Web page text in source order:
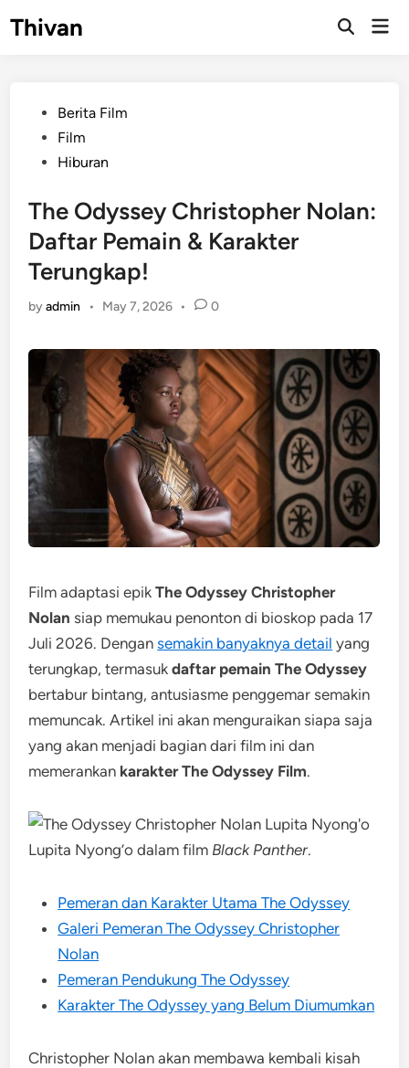
Thivan
Open
PostedBerita Film
Film
Hiburan
The Odyssey Christopher Nolan:
Daftar Pemain & Karakter
Terungkap!
byadmin • May 7, 2026 • 0
Film adaptasi epikThe Odyssey Christopher
Nolan siap memukau penonton di bioskop pada 17
Juli 2026. Dengansemakin banyaknya detail yang
terungkap, termasukdaftar pemain The Odyssey
bertabur bintang, antusiasme penggemar semakin
memuncak. Artikel ini akan menguraikan siapa saja
yang akan menjadi bagian dari film ini dan
memerankan karakter The Odyssey Film.
Lupita Nyong’o dalam film Black Panther.
Pemeran dan Karakter Utama The Odyssey
Galeri Pemeran The Odyssey Christopher
Nolan
Pemeran Pendukung The Odyssey
Karakter The Odyssey yang Belum Diumumkan
Christopher Nolan akan membawa kembali kisah